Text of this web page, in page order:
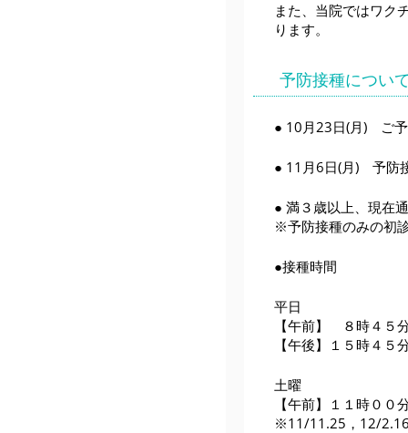
また、当院ではワク
ります。
予防接種につい
● 10月23日(月) ご
● 11月6日(月) 予防
● 満３歳以上、現在
※予防接種のみの初
●接種時間
平日
【午前】 ８時４５
【午後】１５時４５
土曜
【午前】１１時００
※11/11.25，12/